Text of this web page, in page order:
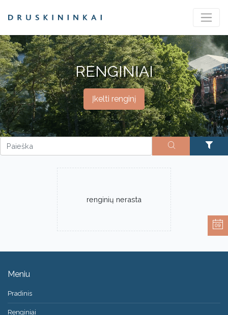
RENGINIAI
Įkelti renginį
renginių nerasta
Meniu
Pradinis
Renginiai
09